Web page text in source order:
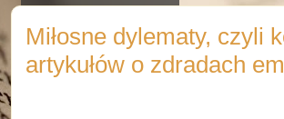
Miłosne dylematy, czyli
artykułów o zdradach